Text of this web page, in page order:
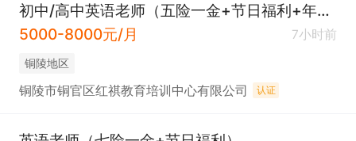
初中/高中英语老师（五险一金+节日福利+年度旅游）
5000-8000元/月
7小时前
铜陵地区
铜陵市铜官区红祺教育培训中心有限公司 认证